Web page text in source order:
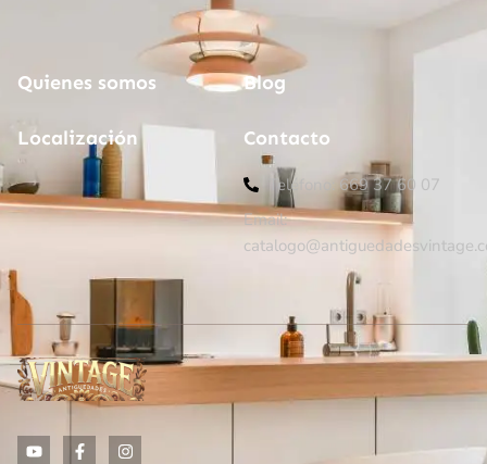
Quienes somos Blog
Localización Contacto
Teléfono: 669 37 60 07
Email: